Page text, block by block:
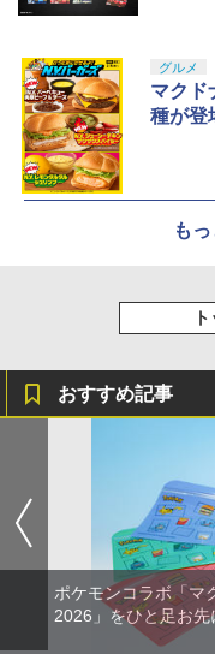
グルメ
マクド
種が登
も
おすすめ記事
ポケモンコラボ「マ
2026」をひと足お